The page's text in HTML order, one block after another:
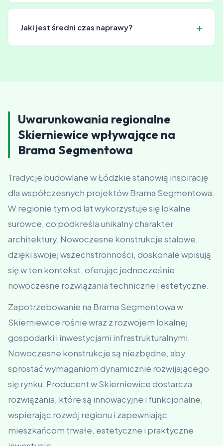
Zalecamy regularne serwisowanie oraz smarowanie
bramy w niskich temperaturach.
Jaki jest średni czas naprawy?
Uwarunkowania regionalne
Skierniewice wpływające na
Brama Segmentowa
Tradycje budowlane w Łódzkie stanowią inspirację
dla współczesnych projektów Brama Segmentowa.
W regionie tym od lat wykorzystuje się lokalne
surowce, co podkreśla unikalny charakter
architektury. Nowoczesne konstrukcje stalowe,
dzięki swojej wszechstronności, doskonale wpisują
się w ten kontekst, oferując jednocześnie
nowoczesne rozwiązania techniczne i estetyczne.
Zapotrzebowanie na Brama Segmentowa w
Skierniewice rośnie wraz z rozwojem lokalnej
gospodarki i inwestycjami infrastrukturalnymi.
Nowoczesne konstrukcje są niezbędne, aby
sprostać wymaganiom dynamicznie rozwijającego
się rynku. Producent w Skierniewice dostarcza
rozwiązania, które są innowacyjne i funkcjonalne,
wspierając rozwój regionu i zapewniając
mieszkańcom trwałe, estetyczne i praktyczne